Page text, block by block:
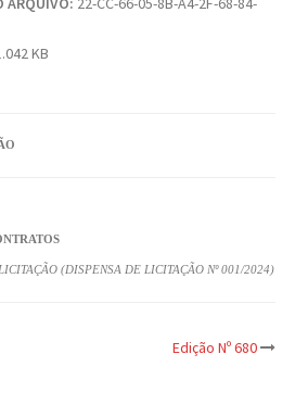
KB
(DISPENSA DE LICITAÇÃO Nº 001/2024)
Edição Nº 680